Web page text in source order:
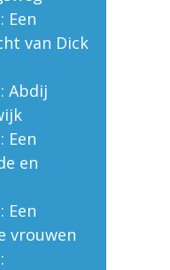
Een
van Dick
Abdij
Een
en
Een
vrouwen